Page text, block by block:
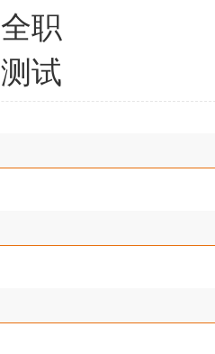
全职
测试